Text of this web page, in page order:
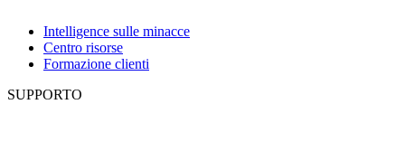
Intelligence sulle minacce
Centro risorse
Formazione clienti
SUPPORTO